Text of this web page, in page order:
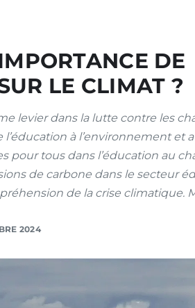
DE
LE CLIMAT ?
levier dans la lutte contre les
à l’environnement et
pour tous dans l’éducation au
de carbone dans le secteur
de la crise climatique.
2024